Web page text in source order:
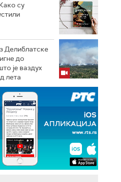
су
Делиблатске
до
је ваздух
лета